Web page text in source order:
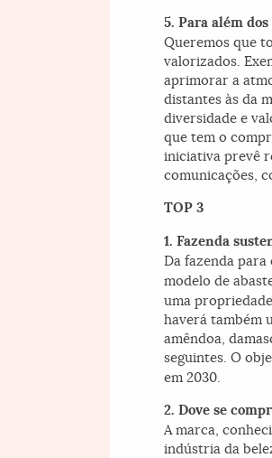
5. Para além
Queremos que
valorizados.
aprimorar a
distantes às da
diversidade e
que tem o
iniciativa prevê
comunicações,
TOP 3
1. Fazenda
Da fazenda
modelo de
uma
haverá também
amêndoa,
seguintes. O
em 2030.
2. Dove se
A marca,
indústria da